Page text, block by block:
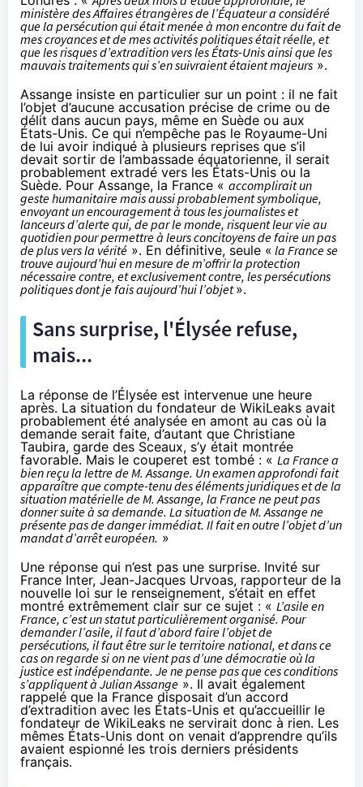
ministère des Affaires étrangères de l’Équateur a considéré
que la persécution qui était menée à mon encontre du fait de
mes croyances et de mes activités politiques était réelle, et
que les risques d’extradition vers les États-Unis ainsi que les
mauvais traitements qui s’en suivraient étaient majeurs ».
Assange insiste en particulier sur un point : il ne fait
l’objet d’aucune accusation précise de crime ou de
délit dans aucun pays, même en Suède ou aux
États-Unis. Ce qui n’empêche pas le Royaume-Uni
de lui avoir indiqué à plusieurs reprises que s’il
devait sortir de l’ambassade équatorienne, il serait
probablement extradé vers les États-Unis ou la
Suède. Pour Assange, la France « accomplirait un
geste humanitaire mais aussi probablement symbolique,
envoyant un encouragement à tous les journalistes et
lanceurs d’alerte qui, de par le monde, risquent leur vie au
quotidien pour permettre à leurs concitoyens de faire un pas
de plus vers la vérité ». En définitive, seule « la France se
trouve aujourd’hui en mesure de m’offrir la protection
nécessaire contre, et exclusivement contre, les persécutions
politiques dont je fais aujourd’hui l’objet».
Sans surprise, l'Élysée refuse,
mais...
La réponse de l’Élysée est intervenue une heure
après. La situation du fondateur de WikiLeaks avait
probablement été analysée en amont au cas où la
demande serait faite, d’autant que Christiane
Taubira, garde des Sceaux, s’y était montrée
favorable. Mais le couperet est tombé : « La France a
bien reçu la lettre de M. Assange. Un examen approfondi fait
apparaître que compte-tenu des éléments juridiques et de la
situation matérielle de M. Assange, la France ne peut pas
donner suite à sa demande. La situation de M. Assange ne
présente pas de danger immédiat. Il fait en outre l’objet d’un
mandat d’arrêt européen. »
Une réponse qui n’est pas une surprise. Invité sur
France Inter, Jean-Jacques Urvoas, rapporteur de la
nouvelle loi sur le renseignement, s’était en effet
montré extrêmement clair sur ce sujet : « L’asile en
France, c’est un statut particulièrement organisé. Pour
demander l’asile, il faut d’abord faire l’objet de
persécutions, il faut être sur le territoire national, et dans ce
cas on regarde si on ne vient pas d’une démocratie où la
justice est indépendante. Je ne pense pas que ces conditions
s’appliquent à Julian Assange ». Il avait également
rappelé que la France disposait d’un accord
d’extradition avec les États-Unis et qu’accueillir le
fondateur de WikiLeaks ne servirait donc à rien. Les
mêmes États-Unis dont on venait d’apprendre qu’ils
avaient espionné les trois derniers présidents
français.